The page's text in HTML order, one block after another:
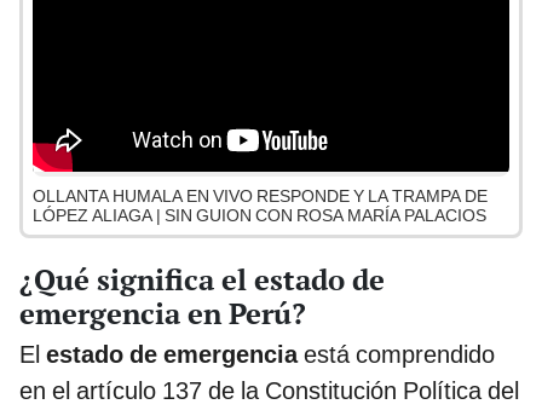
OLLANTA HUMALA EN VIVO RESPONDE Y LA TRAMPA DE
LÓPEZ ALIAGA | SIN GUION CON ROSA MARÍA PALACIOS
¿Qué significa el estado de
emergencia en Perú?
El estado de emergenciaestá comprendido
en el artículo 137 de la Constitución Política del